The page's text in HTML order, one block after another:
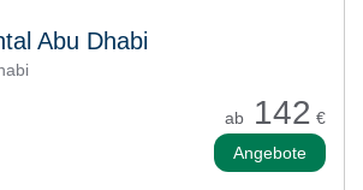
Abu Dhabi
ab 142 €
Angebote